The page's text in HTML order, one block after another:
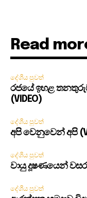
Read
දේශීය පුවත්
රජයේ ඉහළ
(VIDEO)
දේශීය පුවත්
අපි වෙනුවෙන් අපි
දේශීය පුවත්
වායු දූෂණයෙන්
දේශීය පුවත්